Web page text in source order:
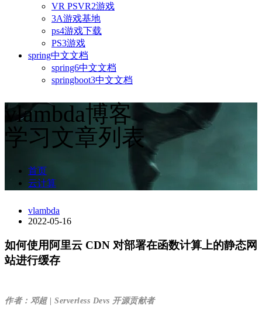
VR PSVR2游戏
3A游戏基地
ps4游戏下载
PS3游戏
spring中文文档
spring6中文文档
springboot3中文文档
vlambda博客
学习文章列表
首页
云计算
vlambda
2022-05-16
如何使用阿里云 CDN 对部署在函数计算上的静态网
站进行缓存
作者：邓超 | Serverless Devs 开源贡献者